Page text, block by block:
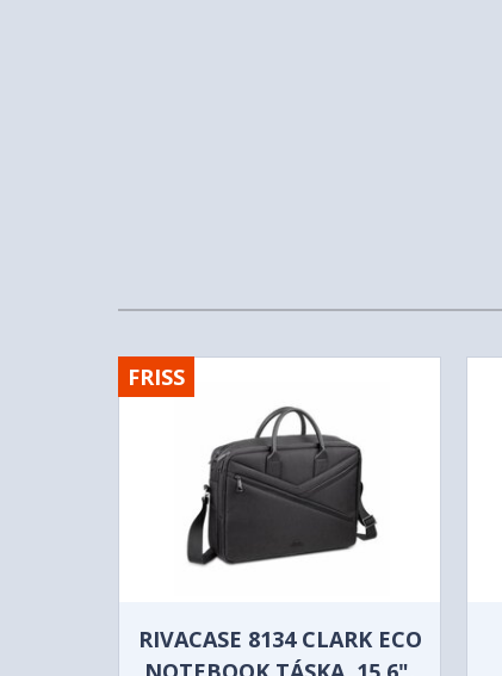
FRISS
RIVACASE 8134 CLARK ECO